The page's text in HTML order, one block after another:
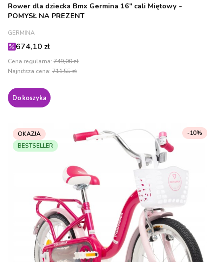
Rower dla dziecka Bmx Germina 16" cali Miętowy -
POMYSŁ NA PREZENT
PRODUCENT
GERMINA
Cena promocyjna
674,10 zł
Cena regularna: 749,00 zł
Najniższa cena: 711,55 zł
Do koszyka
OKAZJA
BESTSELLER
-10%